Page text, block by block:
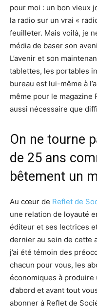
pour moi : un bon vieux
la radio sur un vrai «
feuilleter. Mais voilà, je
média de baser son
L’avenir et son
tablettes, les portables
bureau est lui-même à
même pour le magazine
aussi nécessaire que
On ne tourne
de 25 ans
bêtement un
Au cœur de Reflet de
une relation de loyauté
éditeur et ses lectrices
dernier au sein de cette
j’ai été témoin des
chacun pour vous, les
économiques à produire
d’abord et avant tout
abonner à Reflet de